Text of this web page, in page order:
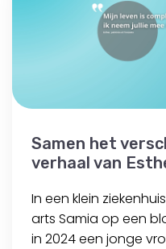
Samen het
verhaal van
In een klein
arts Samia op een
in 2024 een jonge